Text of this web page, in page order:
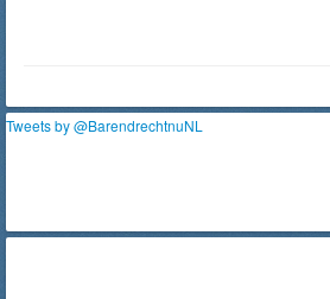
Tweets by @BarendrechtnuNL